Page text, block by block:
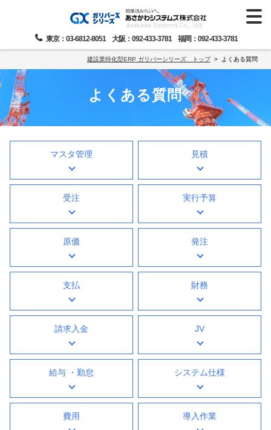
東京：03-6812-8051 大阪：092-433-3781 福岡：092-433-3781
建設業特化型ERP ガリバーシリーズ トップ よくある質問
よくある質問
マスタ管理 見積
受注 実行予算
原価 発注
支払 財務
請求入金 JV
給与 ・勤怠 システム仕様
費用 導入作業